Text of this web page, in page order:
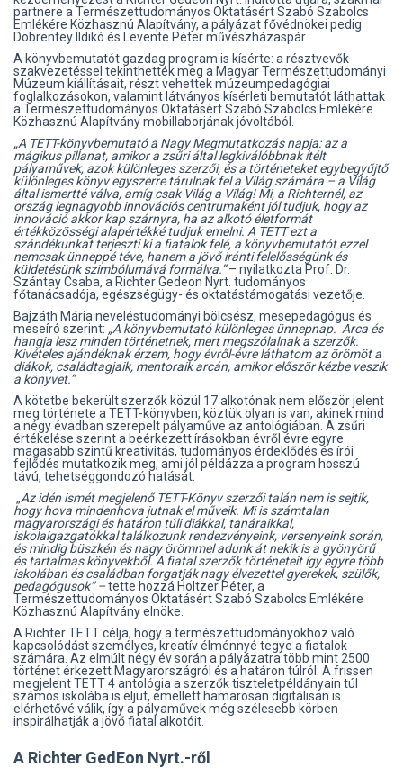
partnere a Természettudományos Oktatásért Szabó Szabolcs
Emlékére Közhasznú Alapítvány, a pályázat fővédnökei pedig
Döbrentey Ildikó és Levente Péter művészházaspár.
A könyvbemutatót gazdag program is kísérte: a résztvevők
szakvezetéssel tekinthették meg a Magyar Természettudományi
Múzeum kiállításait, részt vehettek múzeumpedagógiai
foglalkozásokon, valamint látványos kísérleti bemutatót láthattak
a Természettudományos Oktatásért Szabó Szabolcs Emlékére
Közhasznú Alapítvány mobillaborjának jóvoltából.
„A TETT-könyvbemutató a Nagy Megmutatkozás napja: az a
mágikus pillanat, amikor a zsűri által legkiválóbbnak ítélt
pályaművek, azok különleges szerzői, és a történeteket egybegyűjtő
különleges könyv egyszerre tárulnak fel a Világ számára – a Világ
által ismertté válva, amíg csak Világ a Világ! Mi, a Richternél, az
ország legnagyobb innovációs centrumaként jól tudjuk, hogy az
innováció akkor kap szárnyra, ha az alkotó életformát
értékközösségi alapértékké tudjuk emelni. A TETT ezt a
szándékunkat terjeszti ki a fiatalok felé, a könyvbemutatót ezzel
nemcsak ünneppé téve, hanem a jövő iránti felelősségünk és
küldetésünk szimbólumává formálva.”– nyilatkozta Prof. Dr.
Szántay Csaba, a Richter Gedeon Nyrt. tudományos
főtanácsadója, egészségügy- és oktatástámogatási vezetője.
Bajzáth Mária neveléstudományi bölcsész, mesepedagógus és
meseíró szerint: „A könyvbemutató különleges ünnepnap. Arca és
hangja lesz minden történetnek, mert megszólalnak a szerzők.
Kivételes ajándéknak érzem, hogy évről-évre láthatom az örömöt a
diákok, családtagjaik, mentoraik arcán, amikor először kézbe veszik
a könyvet.”
A kötetbe bekerült szerzők közül 17 alkotónak nem először jelent
meg története a TETT-könyvben, köztük olyan is van, akinek mind
a négy évadban szerepelt pályaműve az antológiában. A zsűri
értékelése szerint a beérkezett írásokban évről évre egyre
magasabb szintű kreativitás, tudományos érdeklődés és írói
fejlődés mutatkozik meg, ami jól példázza a program hosszú
távú, tehetséggondozó hatását.
„Az idén ismét megjelenő TETT-Könyv szerzői talán nem is sejtik,
hogy hova mindenhova jutnak el műveik. Mi is számtalan
magyarországi és határon túli diákkal, tanáraikkal,
iskolaigazgatókkal találkozunk rendezvényeink, versenyeink során,
és mindig büszkén és nagy örömmel adunk át nekik is a gyönyörű
és tartalmas könyvekből. A fiatal szerzők történeteit így egyre több
iskolában és családban forgatják nagy élvezettel gyerekek, szülők,
pedagógusok” –tette hozzá Holtzer Péter, a
Természettudományos Oktatásért Szabó Szabolcs Emlékére
Közhasznú Alapítvány elnöke.
A Richter TETT célja, hogy a természettudományokhoz való
kapcsolódást személyes, kreatív élménnyé tegye a fiatalok
számára. Az elmúlt négy év során a pályázatra több mint 2500
történet érkezett Magyarországról és a határon túlról. A frissen
megjelent TETT 4 antológia a szerzők tiszteletpéldányain túl
számos iskolába is eljut, emellett hamarosan digitálisan is
elérhetővé válik, így a pályaművek még szélesebb körben
inspirálhatják a jövő fiatal alkotóit.
A Richter GedEon Nyrt.-ről